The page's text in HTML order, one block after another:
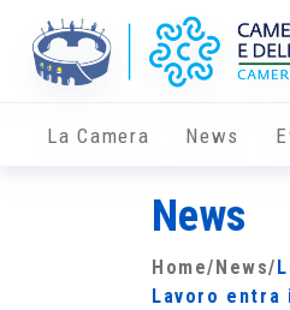
La Camera News
News
Home/ News/
Lavoro entra